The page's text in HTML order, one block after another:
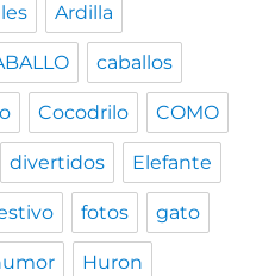
Ardilla
caballos
Cocodrilo COMO
divertidos Elefante
fotos gato
Huron